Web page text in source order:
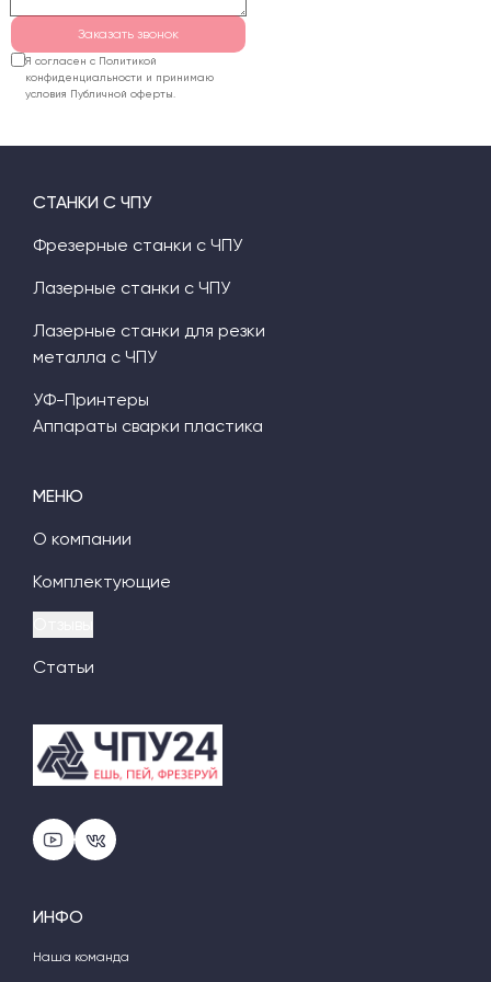
Заказать звонок
Я согласен с Политикой
конфиденциальности и принимаю
условия Публичной оферты.
МЕНЮ
О компании
Комплектующие
Статьи
СТАНКИ С ЧПУ
Фрезерные станки с ЧПУ
Лазерные станки с ЧПУ
Лазерные станки для резки
металла с ЧПУ
УФ-Принтеры
Аппараты сварки пластика
ИНФО
Наша команда